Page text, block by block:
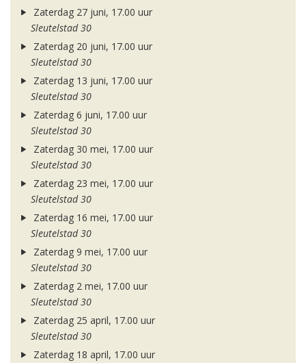
Zaterdag 27 juni, 17.00 uur
Sleutelstad 30
Zaterdag 20 juni, 17.00 uur
Sleutelstad 30
Zaterdag 13 juni, 17.00 uur
Sleutelstad 30
Zaterdag 6 juni, 17.00 uur
Sleutelstad 30
Zaterdag 30 mei, 17.00 uur
Sleutelstad 30
Zaterdag 23 mei, 17.00 uur
Sleutelstad 30
Zaterdag 16 mei, 17.00 uur
Sleutelstad 30
Zaterdag 9 mei, 17.00 uur
Sleutelstad 30
Zaterdag 2 mei, 17.00 uur
Sleutelstad 30
Zaterdag 25 april, 17.00 uur
Sleutelstad 30
Zaterdag 18 april, 17.00 uur